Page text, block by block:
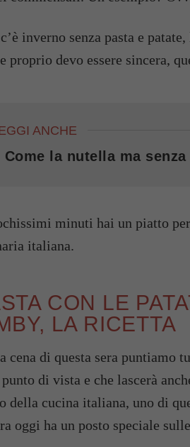
inverno senza pasta e
proprio devo essere sincera,
ANCHE
Come la nutella ma
minuti hai un piatto
italiana.
CON LE
LA RICETTA
cena di questa sera puntiamo
di vista e che lascerà
della cucina italiana, uno di
oggi ha un posto speciale